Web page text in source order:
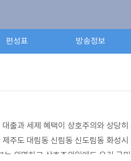
편성표 방송정보
출과 세제 혜택이 상호주의와 상당
주도 대림동 신림동 신도림동 화성
외면하고 상호주의임에도 우리 국